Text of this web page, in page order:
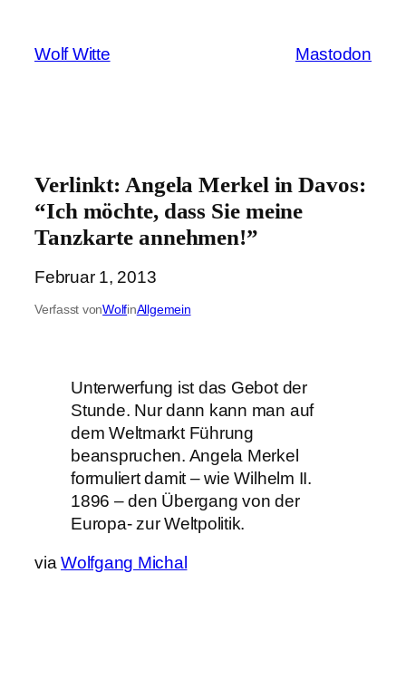
springen
Wolf Witte Mastodon
Verlinkt: Angela Merkel in Davos:
“Ich möchte, dass Sie meine
Tanzkarte annehmen!”
Februar 1, 2013
Verfasst vonWolfinAllgemein
Unterwerfung ist das Gebot der
Stunde. Nur dann kann man auf
dem Weltmarkt Führung
beanspruchen. Angela Merkel
formuliert damit – wie Wilhelm II.
1896 – den Übergang von der
Europa- zur Weltpolitik.
viaWolfgang Michal